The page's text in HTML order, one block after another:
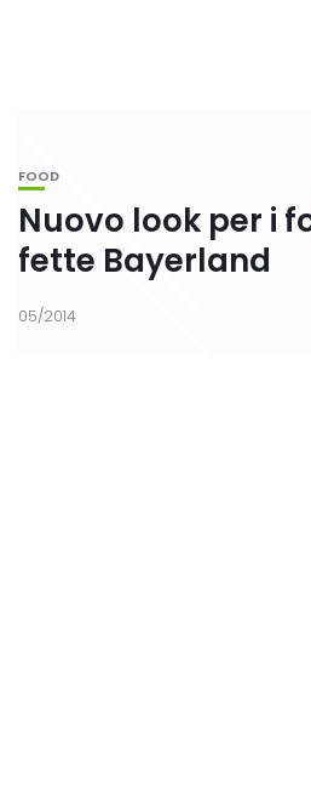
FOOD
Nuovo look per i
05/2014